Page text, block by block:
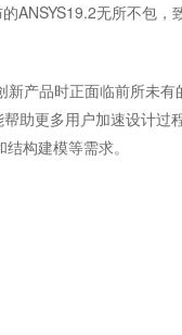
无所不包
产品时正面临前所未
助更多用户加速设计
构建模等需求。